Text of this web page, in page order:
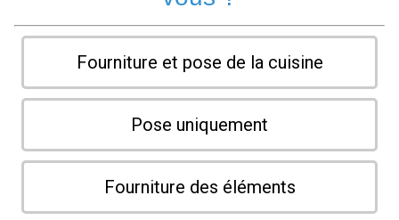
Fourniture et pose de la cuisine
Pose uniquement
Fourniture des éléments